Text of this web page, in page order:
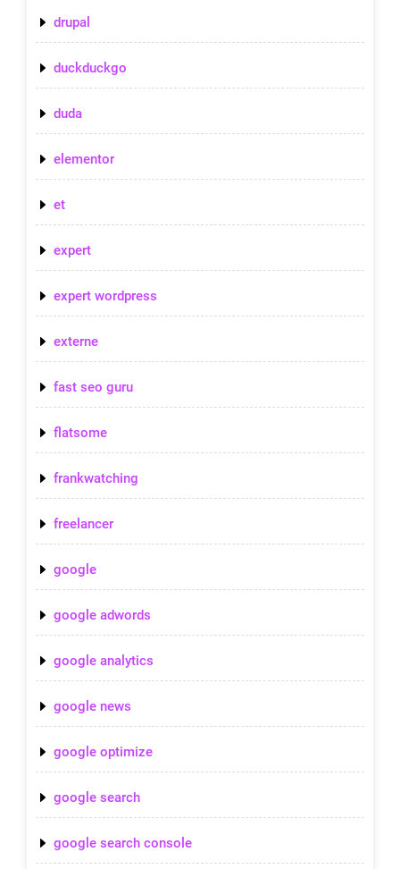
drupal
duckduckgo
duda
elementor
et
expert
expert wordpress
externe
fast seo guru
flatsome
frankwatching
freelancer
google
google adwords
google analytics
google news
google optimize
google search
google search console